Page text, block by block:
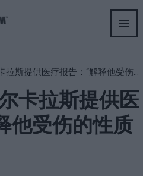
卡拉斯提供医
他受伤的性质